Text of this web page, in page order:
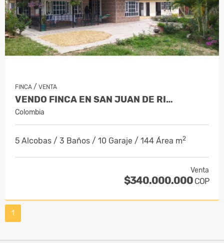
FINCA / VENTA
VENDO FINCA EN SAN JUAN DE RI…
Colombia
5 Alcobas / 3 Baños / 10 Garaje / 144 Área m2
Venta
$340.000.000 COP
1